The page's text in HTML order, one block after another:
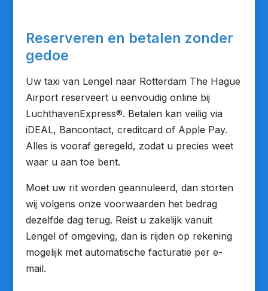
Reserveren en betalen zonder
gedoe
Uw taxi van Lengel naar Rotterdam The Hague
Airport reserveert u eenvoudig online bij
LuchthavenExpress®. Betalen kan veilig via
iDEAL, Bancontact, creditcard of Apple Pay.
Alles is vooraf geregeld, zodat u precies weet
waar u aan toe bent.
Moet uw rit worden geannuleerd, dan storten
wij volgens onze voorwaarden het bedrag
dezelfde dag terug. Reist u zakelijk vanuit
Lengel of omgeving, dan is rijden op rekening
mogelijk met automatische facturatie per e-
mail.